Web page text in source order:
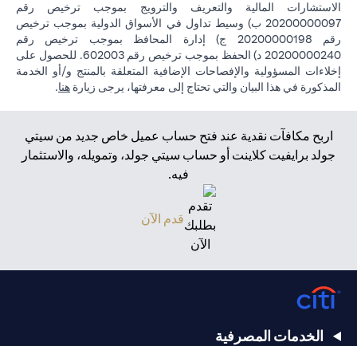
الاستشارات المالية والتعريف والترويج بموجب ترخيص رقم
20200000097 ب) وسيط تداول في الأسواق الدولية بموجب ترخيص
رقم 20200000198 ج) إدارة المحافظ بموجب ترخيص رقم
20200000240 د) الحفظ بموجب ترخيص رقم 602003. للحصول على
إخلاءات المسؤولية والإفصاحات الإضافية المتعلقة بالمنتج و/أو الخدمة
المذكورة في هذا البيان والتي تحتاج إلى معرفتها، يرجى زيارة هنا.
اربح مكافآت نقدية عند فتح حساب عميل خاص جديد من سيتي
جولد برايفيت كلاينت أو حساب سيتي جولد، وتمويله، والاستثمار
فيه.
قدم الآن
الخدمات المصرفية